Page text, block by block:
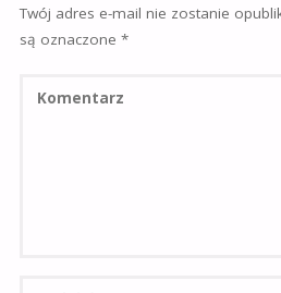
Twój adres e-mail nie zostanie
są oznaczone *